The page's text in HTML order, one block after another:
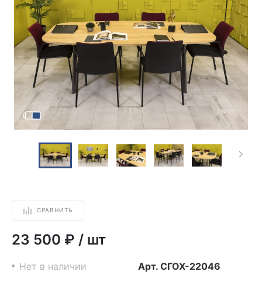
СРАВНИТЬ
23 500 ₽ / шт
Нет в наличии Арт. СГОХ-22046